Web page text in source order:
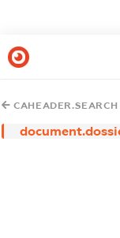
CAHEADER.SEARCH